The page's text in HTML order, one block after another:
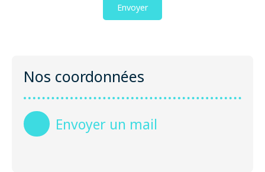
Envoyer
Nos coordonnées
Envoyer un mail